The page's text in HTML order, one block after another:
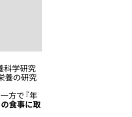
科学研究
養の研究
方で『年
食事に取